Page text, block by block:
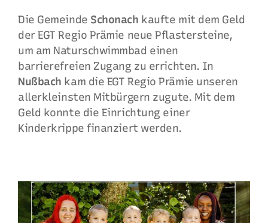
Die Gemeinde Schonach kaufte mit dem Geld
der EGT Regio Prämie neue Pflastersteine,
um am Naturschwimmbad einen
barrierefreien Zugang zu errichten. In
Nußbach kam die EGT Regio Prämie unseren
allerkleinsten Mitbürgern zugute. Mit dem
Geld konnte die Einrichtung einer
Kinderkrippe finanziert werden.